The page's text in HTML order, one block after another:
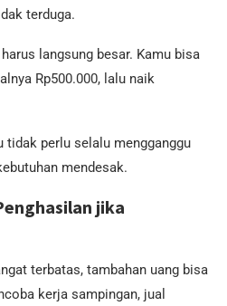
terduga.
langsung besar. Kamu bisa
Rp500.000, lalu naik
tidak perlu selalu mengganggu
mendesak.
jika
terbatas, tambahan uang bisa
kerja sampingan, jual